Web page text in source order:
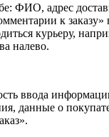
ФИО, адрес
к заказу»
курьеру,
налево.
ввода
данные о